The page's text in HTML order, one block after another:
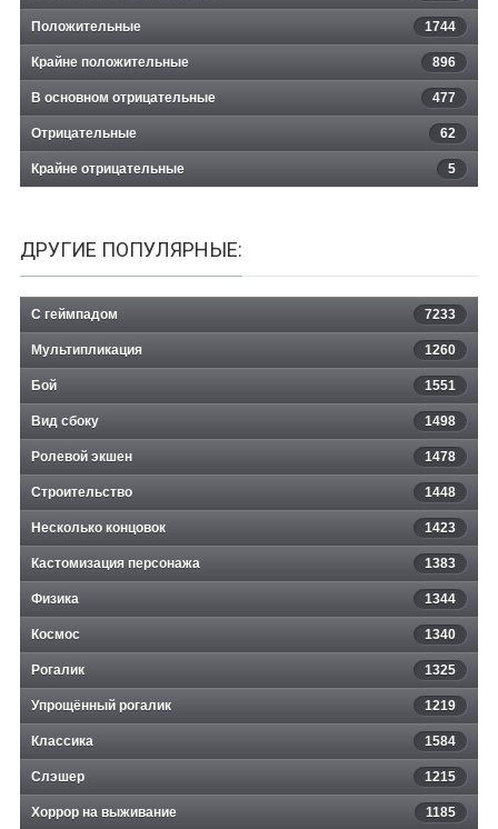
Положительные 1744
Крайне положительные 896
В основном отрицательные 477
Отрицательные 62
Крайне отрицательные 5
ДРУГИЕ ПОПУЛЯРНЫЕ:
С геймпадом 7233
Мультипликация 1260
Бой 1551
Вид сбоку 1498
Ролевой экшен 1478
Строительство 1448
Несколько концовок 1423
Кастомизация персонажа 1383
Физика 1344
Космос 1340
Рогалик 1325
Упрощённый рогалик 1219
Классика 1584
Слэшер 1215
Хоррор на выживание 1185